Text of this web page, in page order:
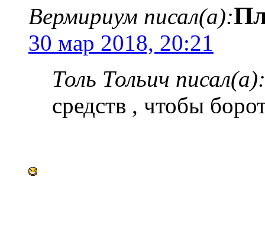
Вермириум писал(а):
30 мар 2018, 20:21
Толь Тольич писал(а):
средств , чтобы